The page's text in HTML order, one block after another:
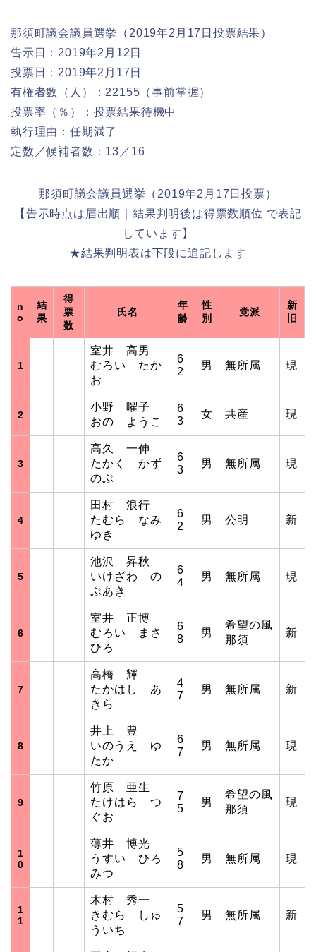
那須町議会議員選挙（2019年2月17日投票結果）
告示日：2019年2月12日
投票日：2019年2月17日
有権者数（人）：22155（事前掌握）
投票率（％）：投票結果待機中
執行理由：任期満了
定数／候補者数：13／16
那須町議会議員選挙（2019年2月17日投票）
【告示時点は届出順｜結果判明後は得票数順位 で表記
しています】
★結果判明表は下段に追記します
n
o
結
果
得
票
数
氏名
年
齢
性
別
党派
新
旧
1
室井 高男
むろい たか
お
6
2
男 無所属 現
2
小野 曜子
おの ようこ
6
3
女 共産 現
3
高久 一伸
たかく かず
のぶ
6
3
男 無所属 現
4
田村 浪行
たむら なみ
ゆき
6
2
男 公明 新
5
池沢 昇秋
いけざわ の
ぶあき
6
4
男 無所属 現
6
室井 正博
むろい まさ
ひろ
6
8
男
希望の風
那須
新
7
高橋 輝
たかはし あ
きら
4
7
男 無所属 新
8
井上 豊
いのうえ ゆ
たか
6
7
男 無所属 現
9
竹原 亜生
たけはら つ
ぐお
7
5
男
希望の風
那須
現
1
0
薄井 博光
うすい ひろ
みつ
5
8
男 無所属 現
1
1
木村 秀一
きむら しゅ
ういち
5
7
男 無所属 新